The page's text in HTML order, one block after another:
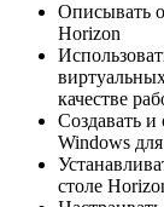
Описывать
Horizon
качестве
Создавать
Windows
столе